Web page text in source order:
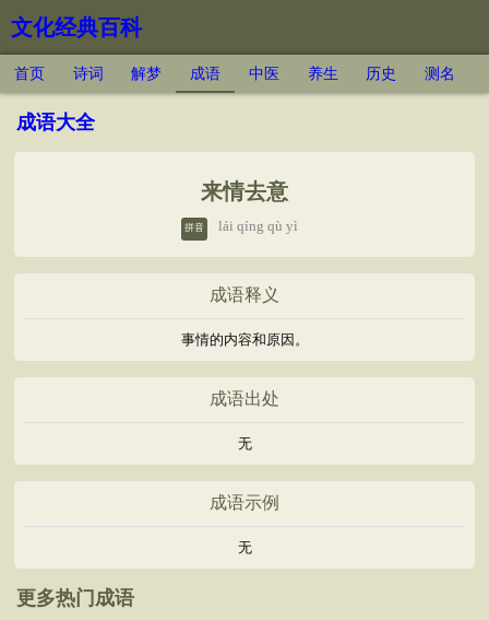
文化经典百科
首页 诗词 解梦 成语 中医 养生 历史 测名
成语大全
来情去意
拼音 lái qíng qù yì
成语释义
事情的内容和原因。
成语出处
无
成语示例
无
更多热门成语